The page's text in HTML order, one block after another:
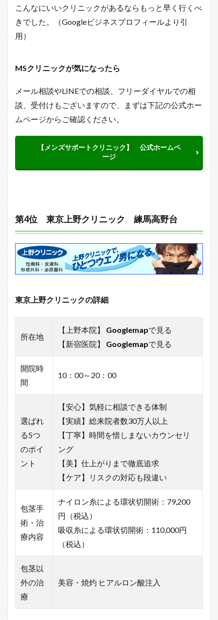
こんなにいいクリニックがあるならもっと早く行くべ
きでした。（Googleビジネスプロフィールより引
用）
MSクリニックが気になったら
メール相談やLINEでの相談、フリーダイヤルでの相
談、受付けもございますので、まずは下記の公式ホー
ムページからご確認ください。
【メンズサポートクリニック】 公式ホームペ
ージ
第4位 東京上野クリニック 練馬高野台
東京上野クリニックの詳細
所在地
【上野本院】 Googlemapで見る
【新宿医院】 Googlemapで見る
開院時
間
10：00～20：00
選ばれ
る5つ
のポイ
ント
【安心】気軽に相談できる体制
【実績】総来院者数30万人以上
【丁寧】時間を惜しまないカウンセリ
ング
【美】仕上がりまで徹底追求
【ケア】リスクの対応も段違い
包茎手
術・治
療内容
ナイロン糸による環状切開術：79,200
円（税込）
吸収糸による環状切開術：110,000円
（税込）
包茎以
外の治
療
美容・焼灼 ヒアルロン酸注入